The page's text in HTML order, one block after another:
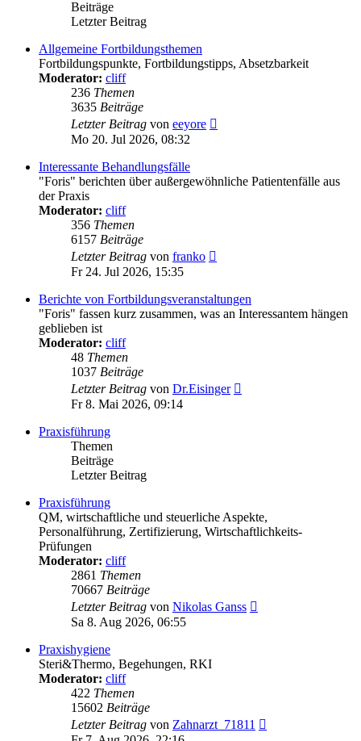
Beiträge
Letzter Beitrag
Allgemeine Fortbildungsthemen
Fortbildungspunkte, Fortbildungstipps, Absetzbarkeit
Moderator: cliff
236 Themen
3635 Beiträge
Letzter Beitrag von eeyore
Mo 20. Jul 2026, 08:32
Interessante Behandlungsfälle
"Foris" berichten über außergewöhnliche Patientenfälle aus
der Praxis
Moderator: cliff
356 Themen
6157 Beiträge
Letzter Beitrag von franko
Fr 24. Jul 2026, 15:35
Berichte von Fortbildungsveranstaltungen
"Foris" fassen kurz zusammen, was an Interessantem hängen
geblieben ist
Moderator: cliff
48 Themen
1037 Beiträge
Letzter Beitrag von Dr.Eisinger
Fr 8. Mai 2026, 09:14
Praxisführung
Themen
Beiträge
Letzter Beitrag
Praxisführung
QM, wirtschaftliche und steuerliche Aspekte,
Personalführung, Zertifizierung, Wirtschaftlichkeits-
Prüfungen
Moderator: cliff
2861 Themen
70667 Beiträge
Letzter Beitrag von Nikolas Ganss
Sa 8. Aug 2026, 06:55
Praxishygiene
Steri&Thermo, Begehungen, RKI
Moderator: cliff
422 Themen
15602 Beiträge
Letzter Beitrag von Zahnarzt_71811